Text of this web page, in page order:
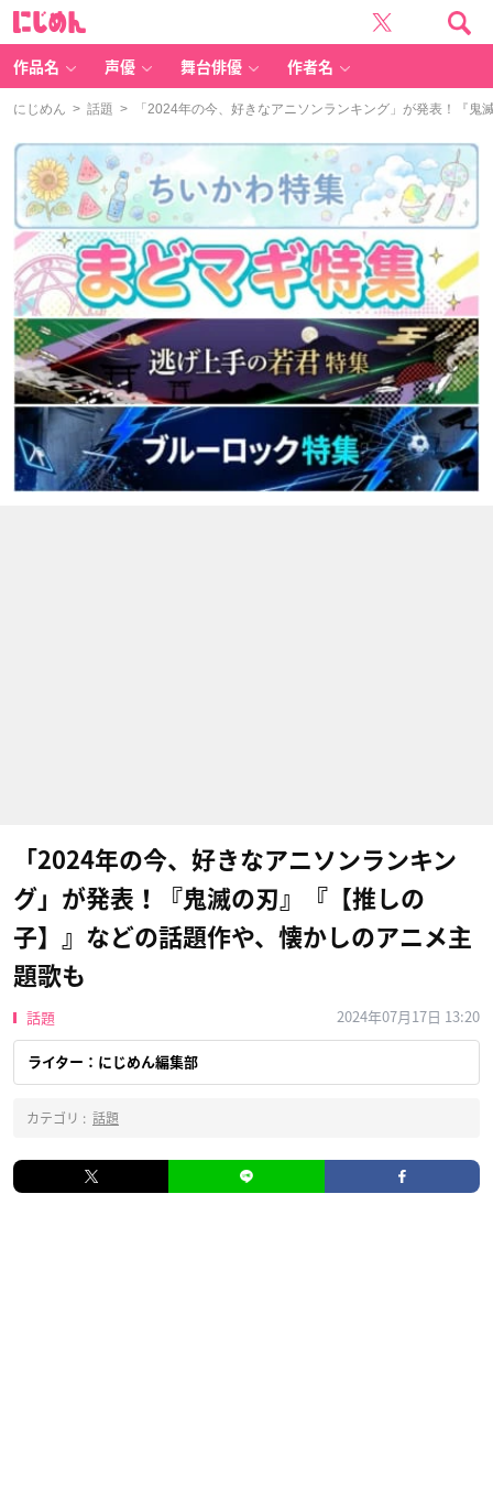
作品名 声優 舞台俳優 作者名
にじめん > 話題 > 「2024年の今、好きなアニソンランキング」が発表！『鬼
「2024年の今、好きなアニソンランキン
グ」が発表！『鬼滅の刃』『【推しの
子】』などの話題作や、懐かしのアニメ主
題歌も
話題 2024年07月17日 13:20
ライター：にじめん編集部
カテゴリ : 話題